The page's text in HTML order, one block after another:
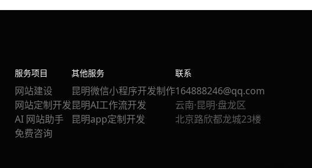
服务项目
网站建设
网站定制开发
AI 网站助手
免费咨询
其他服务
昆明微信小程序开发制作
昆明AI工作流开发
昆明app定制开发
联系
164888246@qq.com
云南·昆明·盘龙区
北京路欣都龙城23楼